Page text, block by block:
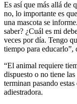
Es así que más allá de
no, lo importante es
una mascota se
saber? ¿Cuál es mi
veces por día. Tengo
tiempo para
“El animal requiere
dispuesto o no tiene
terminan pasando
adiestradora.